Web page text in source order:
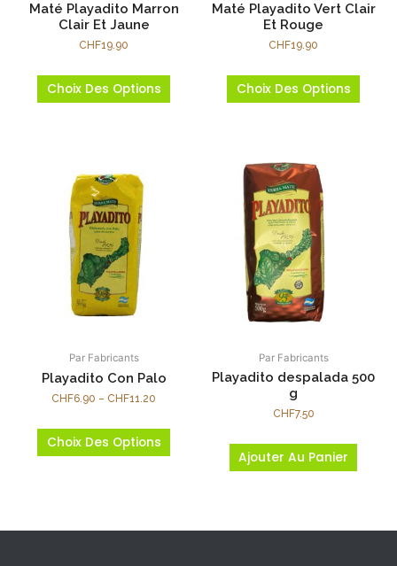
Maté Playadito Marron
Clair Et Jaune
CHF19.90
Choix Des Options
Maté Playadito Vert Clair
Et Rouge
CHF19.90
Choix Des Options
Par Fabricants
Playadito Con Palo
CHF6.90 – CHF11.20
Choix Des Options
Par Fabricants
Playadito despalada 500
g
CHF7.50
Ajouter Au Panier